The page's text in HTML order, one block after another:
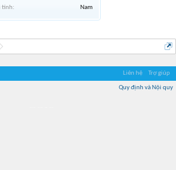
tính: Nam
Liên hệ Trợ giúp
Quy định và Nội quy